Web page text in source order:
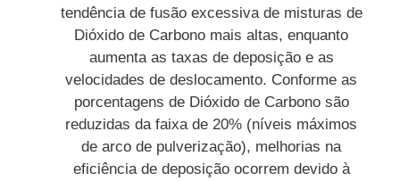
tendência de fusão excessiva de misturas de
Dióxido de Carbono mais altas, enquanto
aumenta as taxas de deposição e as
velocidades de deslocamento. Conforme as
porcentagens de Dióxido de Carbono são
reduzidas da faixa de 20% (níveis máximos
de arco de pulverização), melhorias na
eficiência de deposição ocorrem devido à